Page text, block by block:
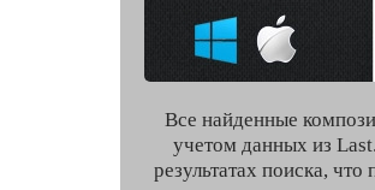
Все найденные
учетом данных из
результатах поиска,